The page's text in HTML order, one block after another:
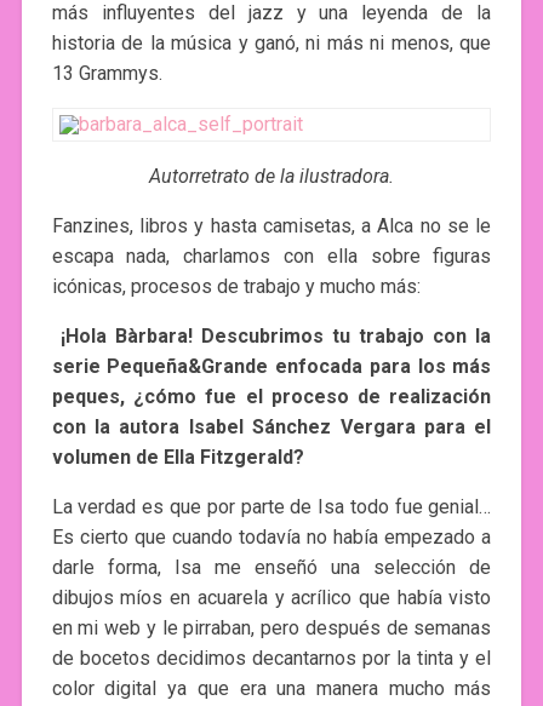
más influyentes del jazz y una leyenda de la
historia de la música y ganó, ni más ni menos, que
13 Grammys.
Autorretrato de la ilustradora.
Fanzines, libros y hasta camisetas, a Alca no se le
escapa nada, charlamos con ella sobre figuras
icónicas, procesos de trabajo y mucho más:
¡Hola Bàrbara! Descubrimos tu trabajo con la
serie Pequeña&Grande enfocada para los más
peques, ¿cómo fue el proceso de realización
con la autora Isabel Sánchez Vergara para el
volumen de Ella Fitzgerald?
La verdad es que por parte de Isa todo fue genial…
Es cierto que cuando todavía no había empezado a
darle forma, Isa me enseñó una selección de
dibujos míos en acuarela y acrílico que había visto
en mi web y le pirraban, pero después de semanas
de bocetos decidimos decantarnos por la tinta y el
color digital ya que era una manera mucho más